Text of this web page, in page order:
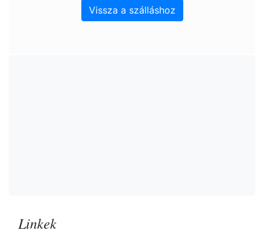
Vissza a szálláshoz
Linkek